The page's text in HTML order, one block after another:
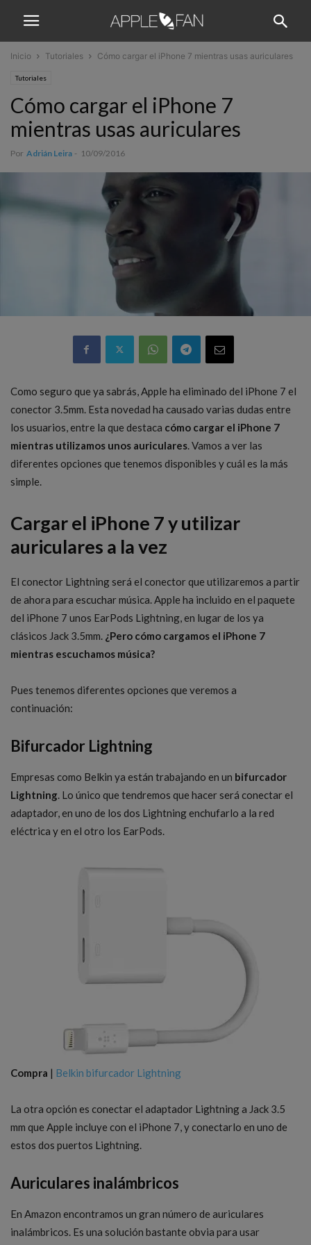
Inicio Tutoriales Cómo cargar el iPhone 7 mientras usas auriculares
Tutoriales
Cómo cargar el iPhone 7
mientras usas auriculares
Por Adrián Leira - 10/09/2016
Como seguro que ya sabrás, Apple ha eliminado del iPhone 7 el
conector 3.5mm. Esta novedad ha causado varias dudas entre
los usuarios, entre la que destaca cómo cargar el iPhone 7
mientras utilizamos unos auriculares. Vamos a ver las
diferentes opciones que tenemos disponibles y cuál es la más
simple.
Cargar el iPhone 7 y utilizar
auriculares a la vez
El conector Lightning será el conector que utilizaremos a partir
de ahora para escuchar música. Apple ha incluido en el paquete
del iPhone 7 unos EarPods Lightning, en lugar de los ya
clásicos Jack 3.5mm. ¿Pero cómo cargamos el iPhone 7
mientras escuchamos música?
Pues tenemos diferentes opciones que veremos a
continuación:
Bifurcador Lightning
Empresas como Belkin ya están trabajando en un bifurcador
Lightning. Lo único que tendremos que hacer será conectar el
adaptador, en uno de los dos Lightning enchufarlo a la red
eléctrica y en el otro los EarPods.
Compra | Belkin bifurcador Lightning
La otra opción es conectar el adaptador Lightning a Jack 3.5
mm que Apple incluye con el iPhone 7, y conectarlo en uno de
estos dos puertos Lightning.
Auriculares inalámbricos
En Amazon encontramos un gran número de auriculares
inalámbricos. Es una solución bastante obvia para usar